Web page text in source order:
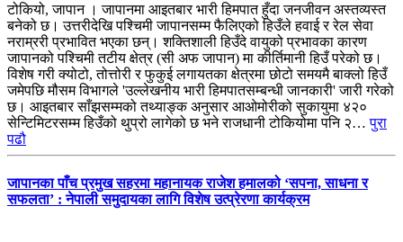
टोकियो, जापान । जापानमा आइतबार भारी हिमपात हुँदा जनजीवन अस्तव्यस्त
बनेको छ। उत्तरीदेखि पश्चिमी जापानसम्म फैलिएको हिउँले हवाई र रेल सेवा
नराम्ररी प्रभावित भएका छन्। शक्तिशाली हिउँदे वायुको प्रभावका कारण
जापानको पश्चिमी तटीय क्षेत्र (सी अफ जापान) मा कीर्तिमानी हिउँ परेको छ।
विशेष गरी क्योटो, तोत्तोरी र फुकुई लगायतका क्षेत्रमा छोटो समयमै बाक्लो हिउँ
जमेपछि मौसम विभागले 'उल्लेखनीय भारी हिमपातसम्बन्धी जानकारी' जारी गरेको
छ। आइतबार साँझसम्मको तथ्याङ्क अनुसार आओमोरीको सुकायुमा ४२०
सेन्टिमिटरसम्म हिउँको थुप्रो लागेको छ भने राजधानी टोकियोमा पनि २…पुरा
पढौ
जापानका पाँच प्रमुख सहरमा महानायक राजेश हमालको ‘सपना, साधना र
सफलता’ : नेपाली समुदायका लागि विशेष उत्प्रेरणा कार्यक्रम